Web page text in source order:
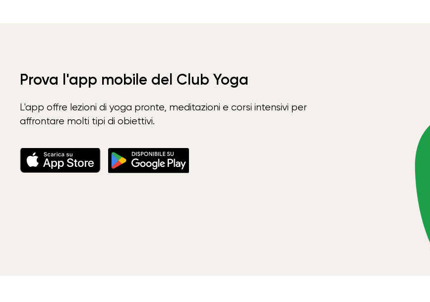
Prova l'app mobile del Club Yoga
L'app offre lezioni di yoga pronte, meditazioni e corsi intensivi per
affrontare molti tipi di obiettivi.